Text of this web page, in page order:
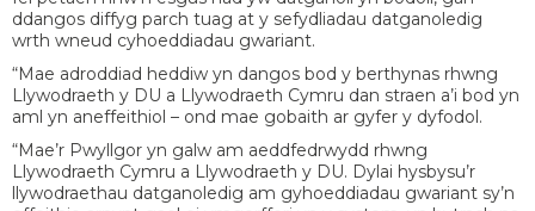
ddangos diffyg parch tuag at y sefydliadau datganoledig
wrth wneud cyhoeddiadau gwariant.
“Mae adroddiad heddiw yn dangos bod y berthynas rhwng
Llywodraeth y DU a Llywodraeth Cymru dan straen a’i bod yn
aml yn aneffeithiol – ond mae gobaith ar gyfer y dyfodol.
“Mae’r Pwyllgor yn galw am aeddfedrwydd rhwng
Llywodraeth Cymru a Llywodraeth y DU. Dylai hysbysu’r
llywodraethau datganoledig am gyhoeddiadau gwariant sy’n